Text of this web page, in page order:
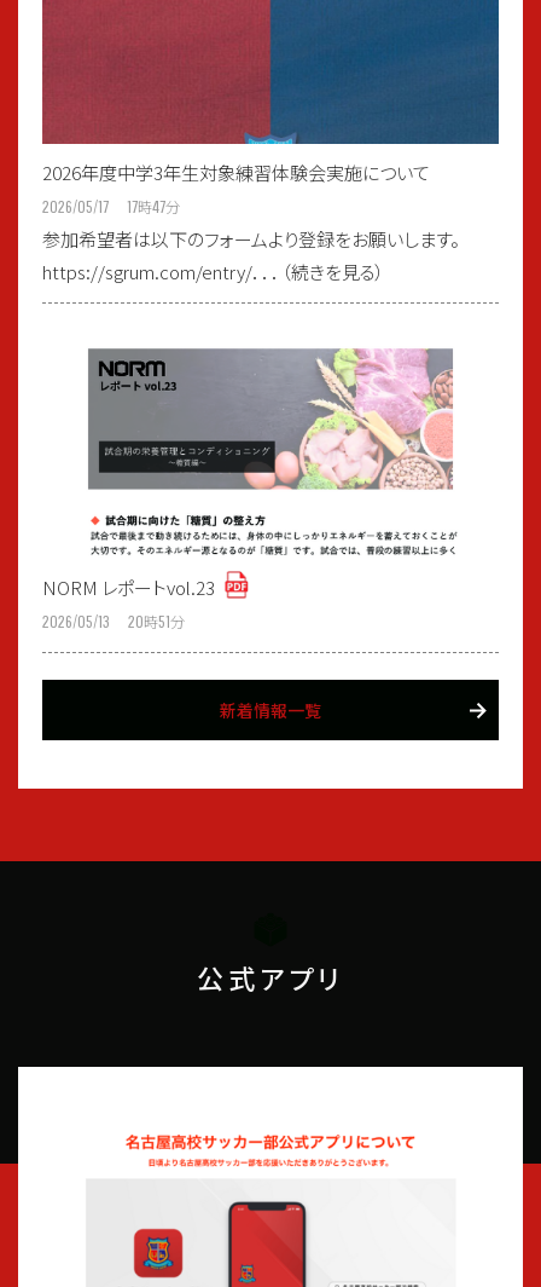
2026年度中学3年生対象練習体験会実施について
2026/05/17 17時47分
参加希望者は以下のフォームより登録をお願いします。
https://sgrum.com/entry/．．．（続きを見る）
NORM レポートvol.23
2026/05/13 20時51分
新着情報一覧
公式アプリ